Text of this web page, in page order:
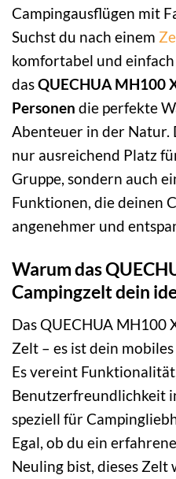
Campingausflügen mit
Suchst du nach einem
komfortabel und
dasQUECHUA MH100
Personen die perfekte
Abenteuer in der Natur.
nur ausreichend Platz
Gruppe, sondern auch
Funktionen, die deinen
angenehmer und
Warum das
Campingzelt dein
Das QUECHUA MH100
Zelt – es ist dein
Es vereint
Benutzerfreundlichkeit
speziell für
Egal, ob du ein
Neuling bist, dieses